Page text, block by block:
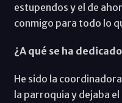
estupendos y el de
conmigo para todo lo
¿A qué se ha
He sido la
la parroquia y dejaba